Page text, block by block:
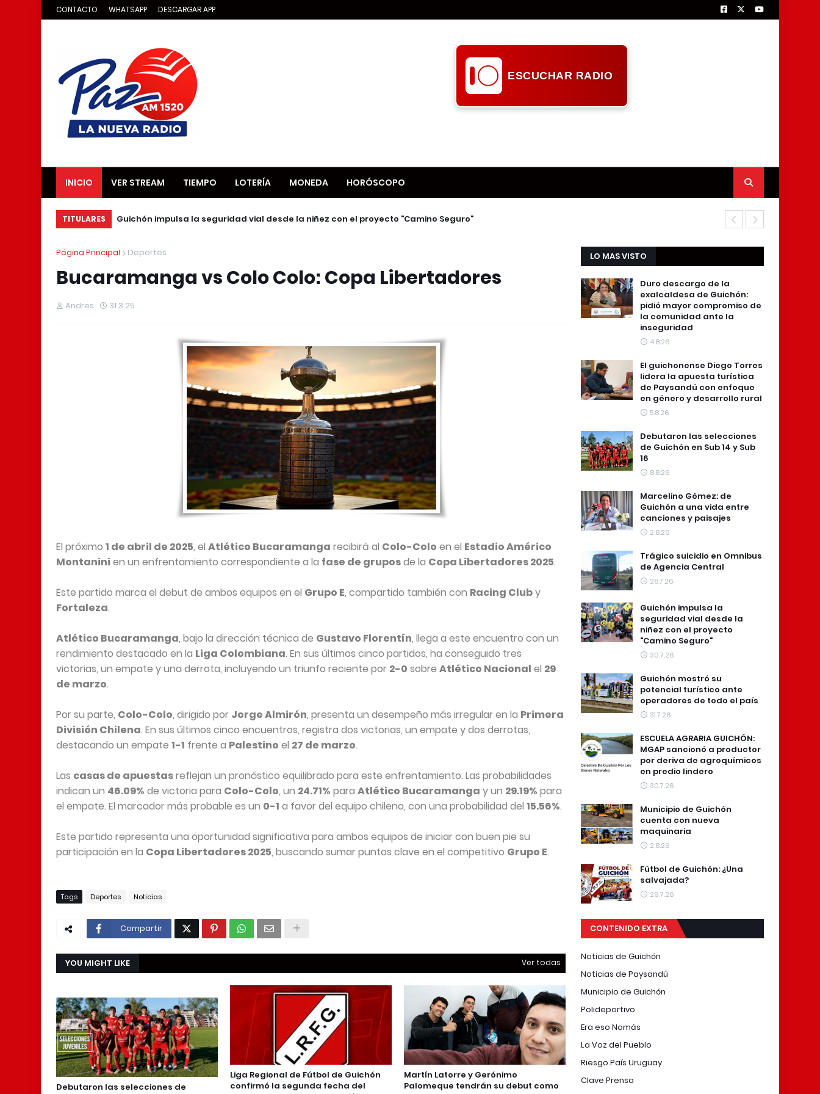
CONTACTO WHATSAPP DESCARGAR APP
ESCUCHAR RADIO
INICIO VER STREAM TIEMPO LOTERÍA MONEDA HORÓSCOPO
TITULARES Guichón impulsa la seguridad vial desde la niñez con el proyecto "Camino Seguro"
Página Principal Deportes
Bucaramanga vs Colo Colo: Copa Libertadores
Andres 31.3.25
El próximo 1 de abril de 2025, el Atlético Bucaramanga recibirá al Colo-Colo en el Estadio Américo
Montanini en un enfrentamiento correspondiente a la fase de gruposde la Copa Libertadores 2025.
Este partido marca el debut de ambos equipos en el Grupo E, compartido también con Racing Cluby
Fortaleza.
Atlético Bucaramanga, bajo la dirección técnica de Gustavo Florentín, llega a este encuentro con un
rendimiento destacado en la Liga Colombiana. En sus últimos cinco partidos, ha conseguido tres
victorias, un empate y una derrota, incluyendo un triunfo reciente por 2-0 sobre Atlético Nacional el 29
de marzo.
Por su parte, Colo-Colo, dirigido por Jorge Almirón, presenta un desempeño más irregular en la Primera
División Chilena. En sus últimos cinco encuentros, registra dos victorias, un empate y dos derrotas,
destacando un empate 1-1 frente a Palestino el 27 de marzo.
Las casas de apuestasreflejan un pronóstico equilibrado para este enfrentamiento. Las probabilidades
indican un 46.09% de victoria para Colo-Colo, un 24.71% para Atlético Bucaramanga y un 29.19% para
el empate. El marcador más probable es un 0-1 a favor del equipo chileno, con una probabilidad del 15.56%.
Este partido representa una oportunidad significativa para ambos equipos de iniciar con buen pie su
participación en la Copa Libertadores 2025, buscando sumar puntos clave en el competitivo Grupo E.
Tags Deportes Noticias
Compartir
YOU MIGHT LIKE Ver todas
Debutaron las selecciones de
Liga Regional de Fútbol de Guichón
confirmó la segunda fecha del
Martín Latorre y Gerónimo
Palomeque tendrán su debut como
LO MAS VISTO
Duro descargo de la
exalcaldesa de Guichón:
pidió mayor compromiso de
la comunidad ante la
inseguridad
4.8.26
El guichonense Diego Torres
lidera la apuesta turística
de Paysandú con enfoque
en género y desarrollo rural
5.8.26
Debutaron las selecciones
de Guichón en Sub 14 y Sub
16
8.8.26
Marcelino Gómez: de
Guichón a una vida entre
canciones y paisajes
2.8.26
Trágico suicidio en Omnibus
de Agencia Central
28.7.26
Guichón impulsa la
seguridad vial desde la
niñez con el proyecto
"Camino Seguro"
30.7.26
Guichón mostró su
potencial turístico ante
operadores de todo el país
31.7.26
ESCUELA AGRARIA GUICHÓN:
MGAP sancionó a productor
por deriva de agroquímicos
en predio lindero
30.7.26
Municipio de Guichón
cuenta con nueva
maquinaria
2.8.26
Fútbol de Guichón: ¿Una
salvajada?
29.7.26
CONTENIDO EXTRA
Noticias de Guichón
Noticias de Paysandú
Municipio de Guichón
Polideportivo
Era eso Nomás
La Voz del Pueblo
Riesgo País Uruguay
Clave Prensa